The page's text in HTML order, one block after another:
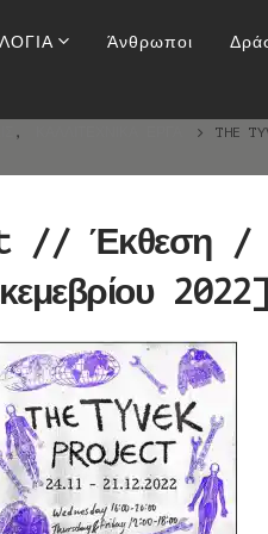
Άνθρωποι
// Έκθεση /
, THE
// Έκθεση /
2022]